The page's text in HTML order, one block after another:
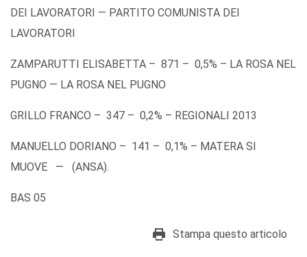
DEI LAVORATORI — PARTITO COMUNISTA DEI
LAVORATORI
ZAMPARUTTI ELISABETTA – 871 – 0,5% – LA ROSA NEL
PUGNO — LA ROSA NEL PUGNO
GRILLO FRANCO – 347 – 0,2% – REGIONALI 2013
MANUELLO DORIANO – 141 – 0,1% – MATERA SI
MUOVE — (ANSA).
BAS 05
Stampa questo articolo